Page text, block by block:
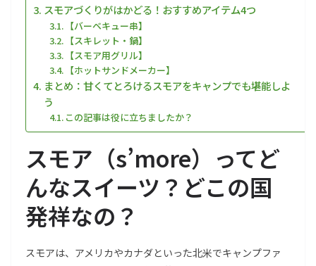
スモアづくりがはかどる！おすすめアイテム4つ
【バーベキュー串】
【スキレット・鍋】
【スモア用グリル】
【ホットサンドメーカー】
まとめ：甘くてとろけるスモアをキャンプでも堪能しよ
う
この記事は役に立ちましたか？
スモア（s’more）ってど
んなスイーツ？どこの国
発祥なの？
スモアは、アメリカやカナダといった北米でキャンプファ